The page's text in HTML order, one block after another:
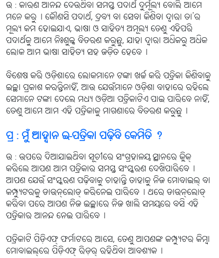
ଉ : କାରଣ ଆନନ୍ଦ ଦେଉଥିବା ସମସ୍ତ ପଦାର୍ଥ ଦୁର୍ମୂଲ୍ୟ ବୋଲି ଆମେ
ମନେ କରୁ୤ କୌଣସି ପଦାର୍ଥ, ଦ୍ରବ୍ୟ ବା ସେବା କିଣିବା ଦ୍ବାରା ତା’ର
ମୂଲ୍ୟ କମ ହୋଇଯାଏ, ଭାଷା ଓ ସାହିତ୍ୟ ଅମୂଲ୍ୟ ତେଣୁ ଏହିପରି
ପଦାର୍ଥକୁ ଆମେ ନିଃଶୁଳ୍କ ବିତରଣ କରୁଛୁ, ଯାହା ଦ୍ବାରା ଅଧିକରୁ ଅଧିକ
ଲୋକ ଆମ ଭାଷା ସାହିତ୍ୟ ସହ ଜଡ଼ିତ ହେବେ୤
ବିଶେଷ କରି ଓଡ଼ିଶାରେ ଲୋକମାନେ ଟଙ୍କା ଖର୍ଚ୍ଚ କରି ପତ୍ରିକା କିଣିବାକୁ
ଇଚ୍ଛା ପ୍ରକାଶ କରନ୍ତିନାହିଁ, ଆଉ ଯେଉଁମାନେ ଓଡ଼ିଶା ବାହାରେ ରହିଲେ
ସେମାନେ ଟଙ୍କା ଦେଲେ ମଧ୍ୟ ଓଡ଼ିଆ ପତ୍ରିକାଟିଏ ପାଇ ପାରିବେ ନାହିଁ,
ତେଣୁ ଆମେ ଆମ ଏହି ପତ୍ରିକାକୁ ମାଗଣାରେ ବିତରଣ କରୁଛୁ୤
ପ୍ର : ମୁଁ ଆହ୍ବାନ ଇ-ପତ୍ରିକା ପଢ଼ିବି କେମିତି ?
ଉ : ଉପରେ ଦିଆଯାଇଥିବା ସୂଚୀରେ ସଂଗ୍ରହାଳୟ ସ୍ଥାନରେ କ୍ଲିକ୍
କରିଲେ ଆପଣ ଆମ ପତ୍ରିକାର ସମସ୍ତ ସଂସ୍କରଣ ଦେଖିପାରିବେ୤
ଆପଣ ଯେଉଁ ସଂସ୍କରଣ ପଢ଼ିବାକୁ ଚାହାନ୍ତି ତାହାକୁ ନିଜ ମୋବାଇଲ୍ ବା
କମ୍ପ୍ୟୁଟରକୁ ଡାଉନ୍‌ଲୋଡ୍ କରିନେଇ ପାରିବେ୤ ଥରେ ଡାଉନ୍‌ଲୋଡ୍
କରିବା ପରେ ଆପଣ ନିଜ ଇଚ୍ଛାରେ ନିଜ ଖାଲି ସମୟରେ ବସି ଏହି
ପତ୍ରିକାର ଆନନ୍ଦ ନେଇ ପାରିବେ୤
ପତ୍ରିକାଟି ପିଡ଼ିଏଫ୍ ଫର୍ମାଟରେ ଆସେ, ତେଣୁ ଆପଣଙ୍କ କମ୍ପ୍ୟୁଟର କିମ୍ବା
ମୋବାଇଲ୍‌ରେ ପିଡ଼ିଏଫ୍ ରିଡ଼ର୍ ରହିଥିବା ଆବଶ୍ୟକ୤